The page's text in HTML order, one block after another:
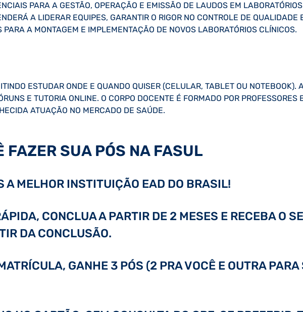
PARA A GESTÃO, OPERAÇÃO E EMISSÃO DE LAUDOS EM
A LIDERAR EQUIPES, GARANTIR O RIGOR NO CONTROLE DE QUALIDADE
A MONTAGEM E IMPLEMENTAÇÃO DE NOVOS LABORATÓRIOS CLÍNICOS.
ESTUDAR ONDE E QUANDO QUISER (CELULAR, TABLET OU NOTEBOOK).
E TUTORIA ONLINE. O CORPO DOCENTE É FORMADO POR PROFESSORES
ATUAÇÃO NO MERCADO DE SAÚDE.
FAZER SUA PÓS NA FASUL
A MELHOR INSTITUIÇÃO EAD DO BRASIL!
CONCLUA A PARTIR DE 2 MESES E RECEBA O
DA CONCLUSÃO.
GANHE 3 PÓS (2 PRA VOCÊ E OUTRA PARA